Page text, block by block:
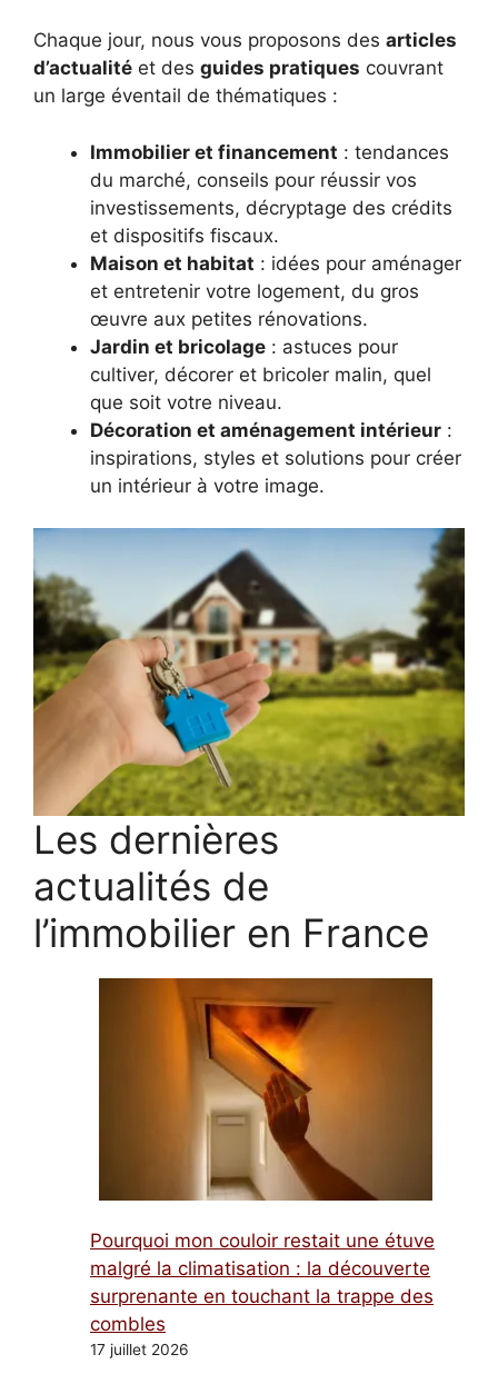
Chaque jour, nous vous proposons des articles
d’actualité et des guides pratiques couvrant
un large éventail de thématiques :
Immobilier et financement : tendances
du marché, conseils pour réussir vos
investissements, décryptage des crédits
et dispositifs fiscaux.
Maison et habitat : idées pour aménager
et entretenir votre logement, du gros
œuvre aux petites rénovations.
Jardin et bricolage : astuces pour
cultiver, décorer et bricoler malin, quel
que soit votre niveau.
Décoration et aménagement intérieur :
inspirations, styles et solutions pour créer
un intérieur à votre image.
Les dernières
actualités de
l’immobilier en France
Pourquoi mon couloir restait une étuve
malgré la climatisation : la découverte
surprenante en touchant la trappe des
combles
17 juillet 2026